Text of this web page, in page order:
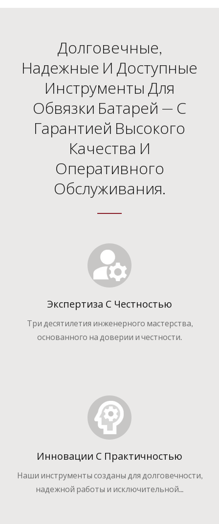
Долговечные,
Надежные И Доступные
Инструменты Для
Обвязки Батарей — С
Гарантией Высокого
Качества И
Оперативного
Обслуживания.
Экспертиза С Честностью
Три десятилетия инженерного мастерства,
основанного на доверии и честности.
Инновации С Практичностью
Наши инструменты созданы для долговечности,
надежной работы и исключительной...